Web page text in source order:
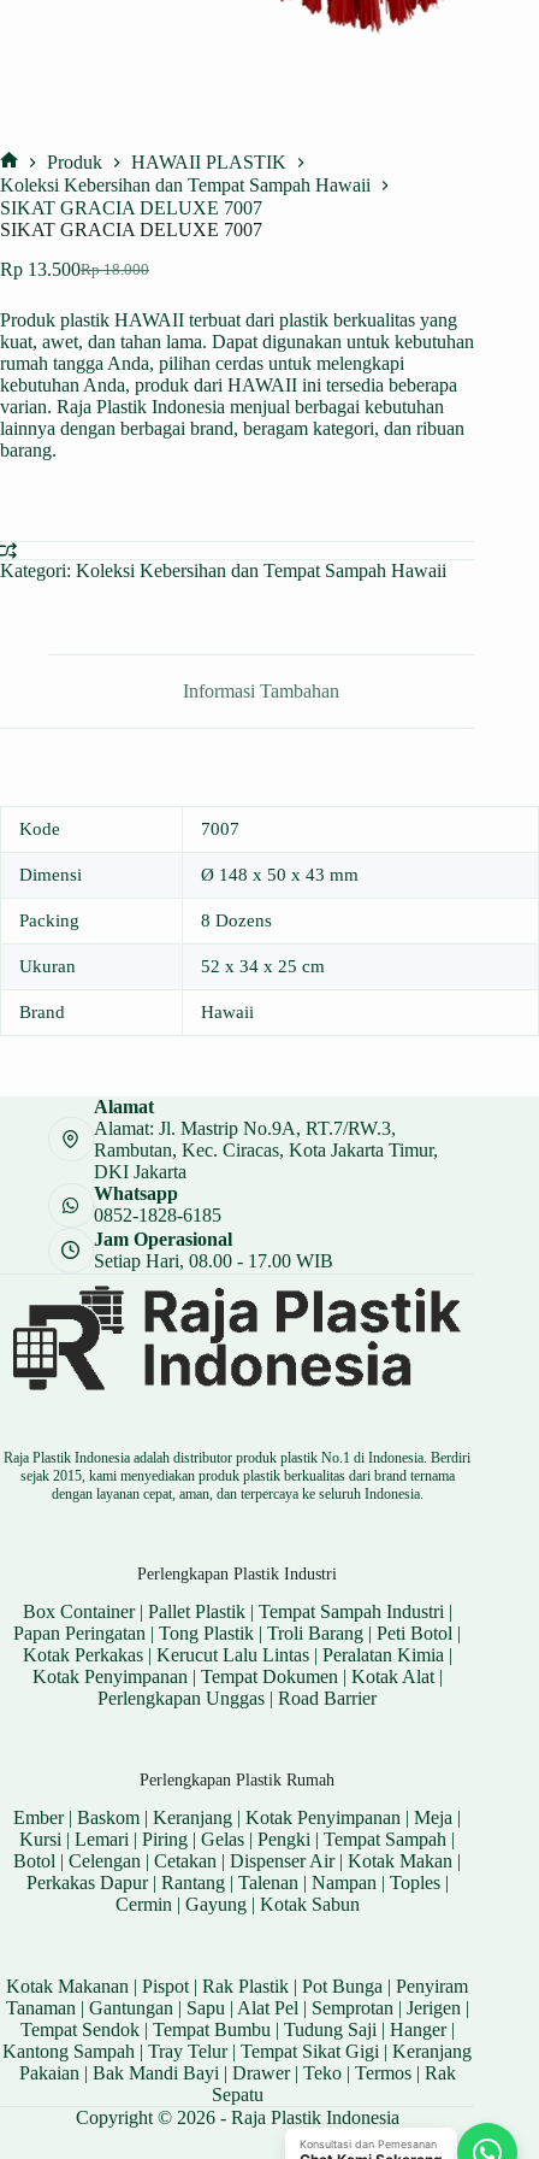
Home
Produk
HAWAII PLASTIK
Koleksi Kebersihan dan Tempat Sampah Hawaii
SIKAT GRACIA DELUXE 7007
SIKAT GRACIA DELUXE 7007
Rp18.000
Harga
adalah:
Rp 18.000.
Rp 13.500Harga
ini
adalah:
Rp 13.500.
Produk plastik HAWAII terbuat dari plastik berkualitas yang
kuat, awet, dan tahan lama. Dapat digunakan untuk kebutuhan
rumah tangga Anda, pilihan cerdas untuk melengkapi
kebutuhan Anda, produk dari HAWAII ini tersedia beberapa
varian. Raja Plastik Indonesia menjual berbagai kebutuhan
lainnya dengan berbagai brand, beragam kategori, dan ribuan
barang.
Kategori: Koleksi Kebersihan dan Tempat Sampah Hawaii
Informasi Tambahan
Kode 7007
Dimensi Ø 148 x 50 x 43 mm
Packing 8 Dozens
Ukuran 52 x 34 x 25 cm
Brand Hawaii
Alamat
Alamat: Jl. Mastrip No.9A, RT.7/RW.3,
Rambutan, Kec. Ciracas, Kota Jakarta Timur,
DKI Jakarta
Whatsapp
0852-1828-6185
Jam Operasional
Setiap Hari, 08.00 - 17.00 WIB
Raja Plastik Indonesia adalah distributor produk plastik No.1 di Indonesia. Berdiri
sejak 2015, kami menyediakan produk plastik berkualitas dari brand ternama
dengan layanan cepat, aman, dan terpercaya ke seluruh Indonesia.
Perlengkapan Plastik Industri
Box Container| Pallet Plastik| Tempat Sampah Industri |
Papan Peringatan |Tong Plastik |Troli Barang |Peti Botol |
Kotak Perkakas| Kerucut Lalu Lintas| Peralatan Kimia |
Kotak Penyimpanan | Tempat Dokumen | Kotak Alat|
Perlengkapan Unggas |Road Barrier
Perlengkapan Plastik Rumah
Ember|Baskom |Keranjang |Kotak Penyimpanan |Meja |
Kursi |Lemari |Piring |Gelas |Pengki |Tempat Sampah |
Botol |Celengan |Cetakan |Dispenser Air|Kotak Makan |
Perkakas Dapur| Rantang| Talenan | Nampan | Toples|
Cermin | Gayung| Kotak Sabun
Kotak Makanan |Pispot |Rak Plastik |Pot Bunga |Penyiram
Tanaman | Gantungan | Sapu | Alat Pel | Semprotan | Jerigen |
Tempat Sendok| Tempat Bumbu | Tudung Saji | Hanger|
Kantong Sampah |Tray Telur|Tempat Sikat Gigi |Keranjang
Pakaian | Bak Mandi Bayi | Drawer| Teko| Termos| Rak
Sepatu
Copyright © 2026 - Raja Plastik Indonesia
Konsultasi dan Pemesanan